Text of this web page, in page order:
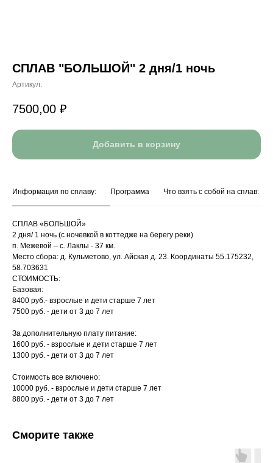
СПЛАВ "БОЛЬШОЙ" 2 дня/1 ночь
Артикул:
7500,00 ₽
Добавить в корзину
Информация по сплаву: Программа Что взять с собой на сплав:
СПЛАВ «БОЛЬШОЙ»
2 дня/ 1 ночь (с ночевкой в коттедже на берегу реки)
п. Межевой – с. Лаклы - 37 км.
Место сбора: д. Кульметово, ул. Айская д. 23. Координаты 55.175232,
58.703631
СТОИМОСТЬ:
Базовая:
8400 руб.- взрослые и дети старше 7 лет
7500 руб. - дети от 3 до 7 лет
За дополнительную плату питание:
1600 руб. - взрослые и дети старше 7 лет
1300 руб. - дети от 3 до 7 лет
Стоимость все включено:
10000 руб. - взрослые и дети старше 7 лет
8800 руб. - дети от 3 до 7 лет
Сморите также